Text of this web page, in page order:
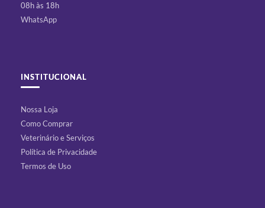
08h às 18h
WhatsApp
INSTITUCIONAL
Nossa Loja
Como Comprar
Veterinário e Serviços
Política de Privacidade
Termos de Uso